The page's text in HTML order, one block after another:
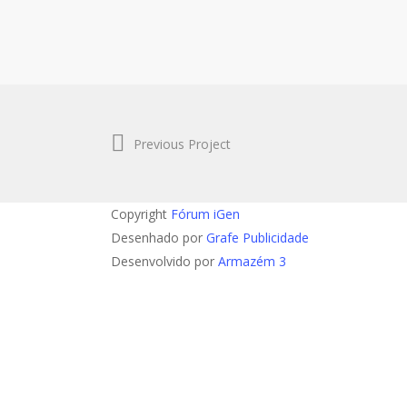
Previous Project
Copyright Fórum iGen
Desenhado por Grafe Publicidade
Desenvolvido por Armazém 3